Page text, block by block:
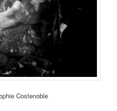
Costenoble